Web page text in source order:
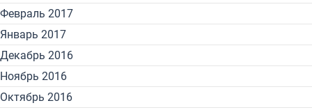
Февраль 2017
Январь 2017
Декабрь 2016
Ноябрь 2016
Октябрь 2016